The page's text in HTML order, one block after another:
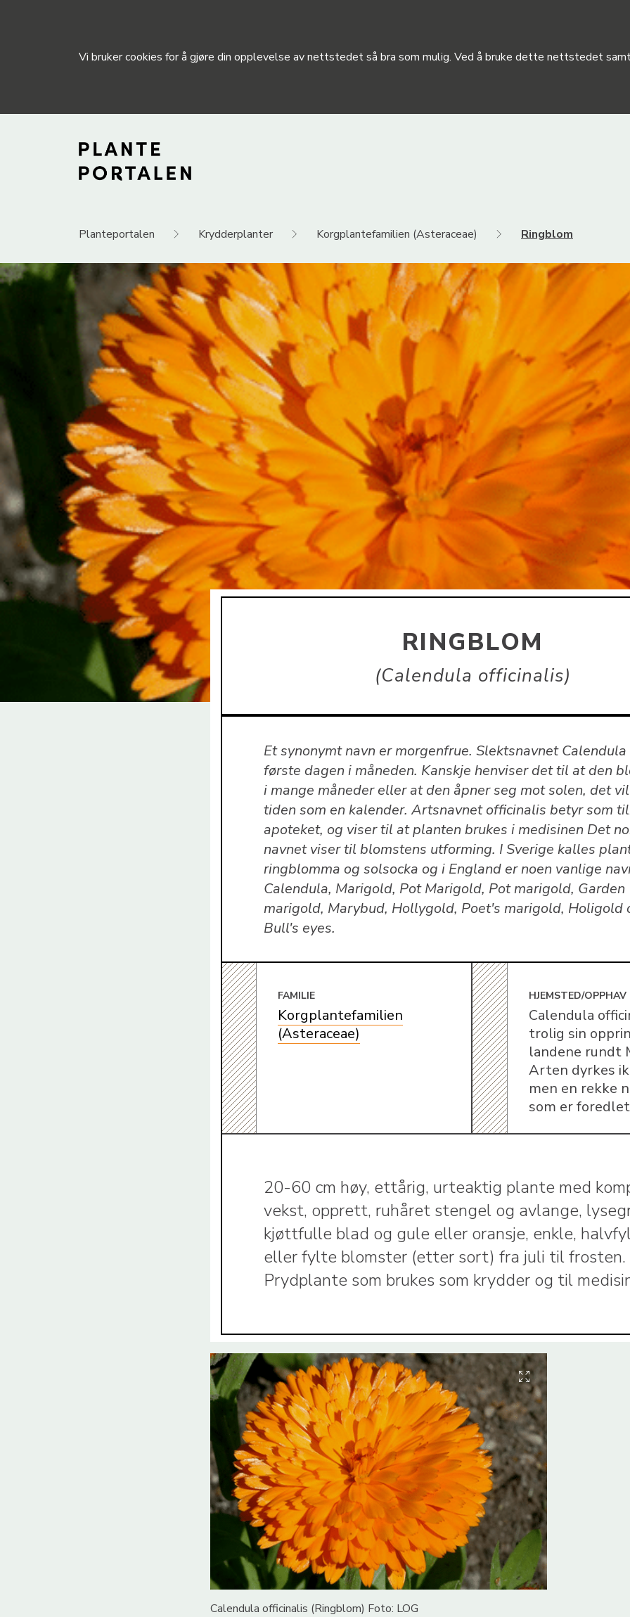
Planteportalen Krydderplanter Korgplantefamilien (Asteraceae) Ringblom
Vi bruker cookies for å gjøre din opplevelse av nettstedet så bra som mulig. Ved å bruke dette nettstedet
RINGBLOM
Calendula officinalis
Et synonymt navn er morgenfrue. Slektsnavnet
første dagen i måneden. Kanskje henviser det til at den
i mange måneder eller at den åpner seg mot solen, det
tiden som en kalender. Artsnavnet officinalis betyr som
apoteket, og viser til at planten brukes i medisinen Det
navnet viser til blomstens utforming. I Sverige kalles
ringblomma og solsocka og i England er noen vanlige
Calendula, Marigold, Pot Marigold, Pot marigold, Garden
marigold, Marybud, Hollygold, Poet's marigold, Holigold
Bull's eyes.
FAMILIE
Korgplantefamilien
(Asteraceae)
HJEMSTED/OPPHAV
Calendula
trolig sin
landene rundt
Arten dyrkes
men en rekke
som er
20-60 cm høy, ettårig, urteaktig plante med
vekst, opprett, ruhåret stengel og avlange,
kjøttfulle blad og gule eller oransje, enkle,
eller fylte blomster (etter sort) fra juli til frosten.
Prydplante som brukes som krydder og til
Calendula officinalis (Ringblom) Foto: LOG